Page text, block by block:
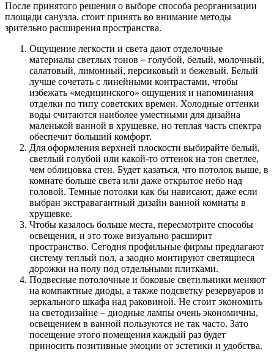
После принятого решения о выборе способа реорганизации
площади санузла, стоит принять во внимание методы
зрительно расширения пространства.
Ощущение легкости и света дают отделочные
материалы светлых тонов – голубой, белый, молочный,
салатовый, лимонный, персиковый и бежевый. Белый
лучше сочетать с линейными контрастами, чтобы
избежать «медицинского» ощущения и напоминания
отделки по типу советских времен. Холодные оттенки
воды считаются наиболее уместными для дизайна
маленькой ванной в хрущевке, но теплая часть спектра
обеспечит больший комфорт.
Для оформления верхней плоскости выбирайте белый,
светлый голубой или какой-то оттенок на тон светлее,
чем облицовка стен. Будет казаться, что потолок выше, в
комнате больше света или даже открытое небо над
головой. Темные потолки как бы нависают, даже если
выбран экстравагантный дизайн ванной комнаты в
хрущевке.
Чтобы казалось больше места, пересмотрите способы
освещения, и это тоже визуально расширит
пространство. Сегодня профильные фирмы предлагают
систему теплый пол, а заодно монтируют светящиеся
дорожки на полу под отдельными плитками.
Подвесные потолочные и боковые светильники меняют
на компактные диоды, а также подсветку резервуаров и
зеркального шкафа над раковиной. Не стоит экономить
на светодизайне – диодные лампы очень экономичны,
освещением в ванной пользуются не так часто. Зато
посещение этого помещения каждый раз будет
приносить позитивные эмоции от эстетики и удобства.